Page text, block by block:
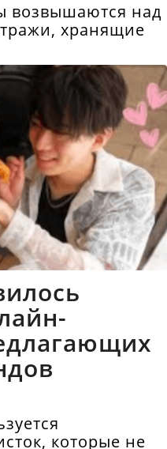
возвышаются над
хранящие
которые не